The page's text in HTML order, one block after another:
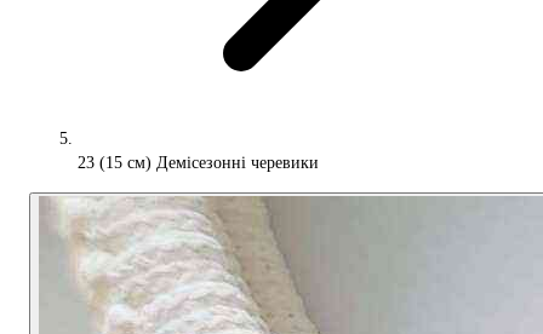
23 (15 см) Демісезонні черевики